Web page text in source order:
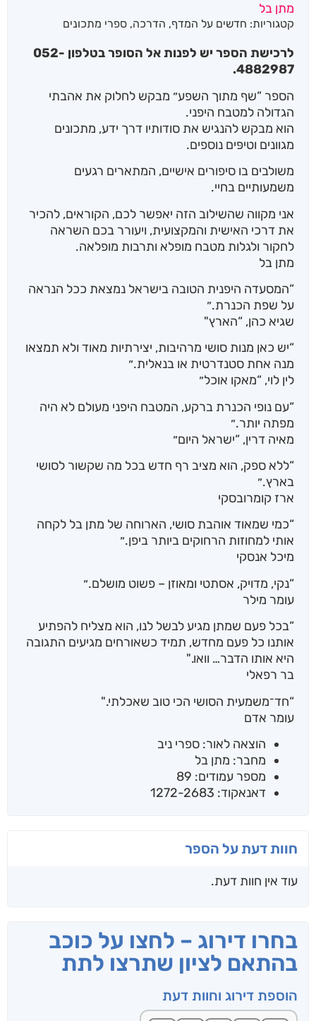
מתן בל
קטגוריות: חדשים על המדף, הדרכה, ספרי מתכונים
לרכישת הספר יש לפנות אל הסופר בטלפון 052-
4882987.
הספר “שף מתוך השפע״ מבקש לחלוק את אהבתי
הגדולה למטבח היפני.
הוא מבקש להנגיש את סודותיו דרך ידע, מתכונים
מגוונים וטיפּים נוספים.
משולבים בו סיפורים אישיים, המתארים רגעים
משמעותיים בחיי.
אני מקווה שהשילוב הזה יאפשר לכם, הקוראים, להכיר
את דרכי האישית והמקצועית, ויעורר בכם השראה
לחקור ולגלות מטבח מופלא ותרבות מופלאה.
מתן בל
“המסעדה היפנית הטובה בישראל נמצאת ככל הנראה
על שפת הכנרת.״
שגיא כהן, “הארץ"
“יש כאן מנות סושי מרהיבות, יצירתיות מאוד ולא תמצאו
מנה אחת סטנדרטית או בנאלית.״
לין לוי, “מאקו אוכל״
“עם נופי הכנרת ברקע, המטבח היפני מעולם לא היה
מפתה יותר.״
מאיה דרין, “ישראל היום״
“ללא ספק, הוא מציב רף חדש בכל מה שקשור לסושי
בארץ.״
ארז קומרובסקי
“כמי שמאוד אוהבת סושי, הארוחה של מתן בל לקחה
אותי למחוזות הרחוקים ביותר ביפן.״
מיכל אנסקי
“נקי, מדויק, אסתטי ומאוזן – פשוט מושלם.״
עומר מילר
“בכל פעם שמתן מגיע לבשל לנו, הוא מצליח להפתיע
אותנו כל פעם מחדש, תמיד כשאורחים מגיעים התגובה
היא אותו הדבר… וואו."
בר רפאלי
“חד־משמעית הסושי הכי טוב שאכלתי."
עומר אדם
הוצאה לאור: ספרי ניב
מחבר: מתן בל
מספר עמודים: 89
דאנאקוד: 1272-2683
חוות דעת על הספר
עוד אין חוות דעת.
בחרו דירוג – לחצו על כוכב
בהתאם לציון שתרצו לתת
הוספת דירוג וחוות דעת